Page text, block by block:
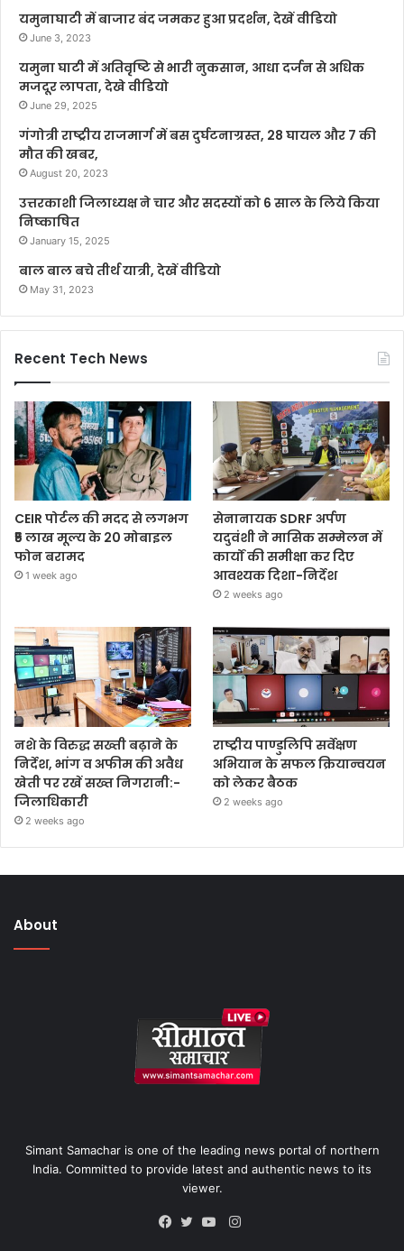
यमुनाघाटी में बाजार बंद जमकर हुआ प्रदर्शन, देखें वीडियो
June 3, 2023
यमुना घाटी में अतिवृष्टि से भारी नुकसान, आधा दर्जन से अधिक
मजदूर लापता, देखे वीडियो
June 29, 2025
गंगोत्री राष्ट्रीय राजमार्ग में बस दुर्घटनाग्रस्त, 28 घायल और 7 की
मौत की खबर,
August 20, 2023
उत्तरकाशी जिलाध्यक्ष ने चार और सदस्यों को 6 साल के लिये किया
निष्काषित
January 15, 2025
बाल बाल बचे तीर्थ यात्री, देखें वीडियो
May 31, 2023
Recent Tech News
CEIR पोर्टल की मदद से लगभग
₹5 लाख मूल्य के 20 मोबाइल
फोन बरामद
1 week ago
सेनानायक SDRF अर्पण
यदुवंशी ने मासिक सम्मेलन में
कार्यों की समीक्षा कर दिए
आवश्यक दिशा-निर्देश
2 weeks ago
नशे के विरुद्ध सख्ती बढ़ाने के
निर्देश, भांग व अफीम की अवैध
खेती पर रखें सख्त निगरानी:-
जिलाधिकारी
2 weeks ago
राष्ट्रीय पाण्डुलिपि सर्वेक्षण
अभियान के सफल क्रियान्वयन
को लेकर बैठक
2 weeks ago
About
Simant Samachar is one of the leading news portal of northern
India. Committed to provide latest and authentic news to its
viewer.
Instagram